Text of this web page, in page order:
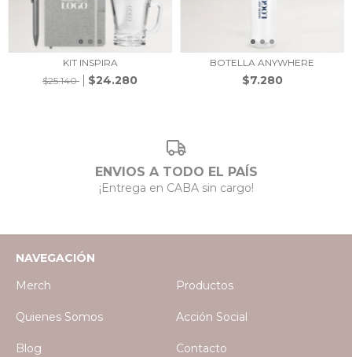
KIT INSPIRA
$25.140
$24.280
BOTELLA ANYWHERE
$7.280
ENVIOS A TODO EL PAÍS
¡Entrega en CABA sin cargo!
NAVEGACIÓN
Merch
Productos
Quienes Somos Acción Social
Blog Contacto